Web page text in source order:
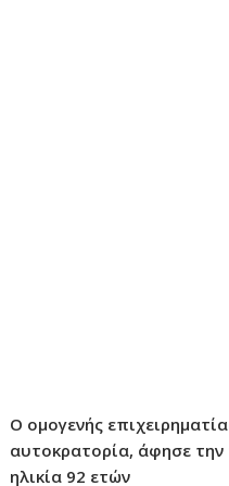
Ο ομογενής
αυτοκρατορία, άφησε
ηλικία 92 ετών